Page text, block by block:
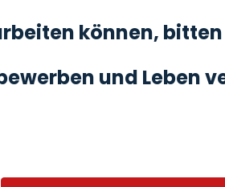
können,
und Leben